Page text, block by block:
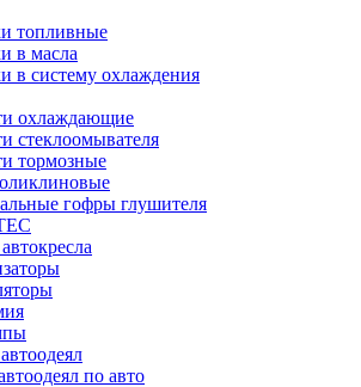
топливные
в масла
в систему охлаждения
охлаждающие
стеклоомывателя
тормозные
гофры глушителя
по авто